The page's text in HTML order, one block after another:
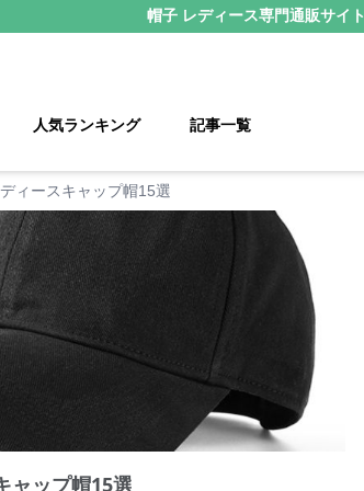
帽子 レディース専門通販サイト
人気ランキング 記事一覧
ィースキャップ帽15選
ャップ帽15選